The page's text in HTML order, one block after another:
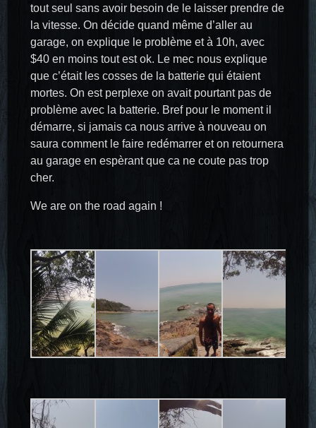
tout seul sans avoir besoin de le laisser prendre de
la vitesse. On décide quand même d’aller au
garage, on explique le problème et à 10h, avec
$40 en moins tout est ok. Le mec nous explique
que c’était les cosses de la batterie qui étaient
mortes. On est perplexe on avait pourtant pas de
problème avec la batterie. Bref pour le moment il
démarre, si jamais ca nous arrive à nouveau on
saura comment le faire redémarrer et on retournera
au garage en espèrant que ca ne coute pas trop
cher.
We are on the road again !